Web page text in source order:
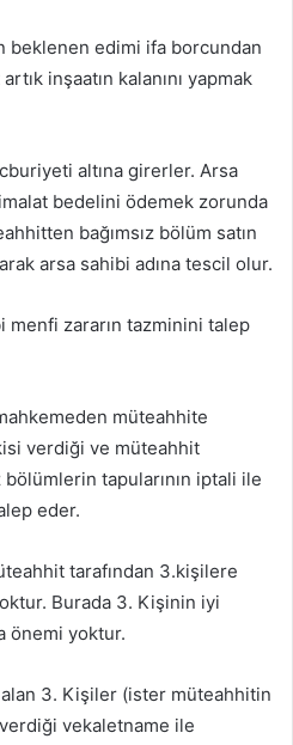
beklenen edimi ifa borcundan
inşaatın kalanını yapmak
altına girerler. Arsa
bedelini ödemek zorunda
bağımsız bölüm satın
arsa sahibi adına tescil olur.
menfi zararın tazminini talep
müteahhite
verdiği ve müteahhit
bölümlerin tapularının iptali ile
eder.
tarafından 3.kişilere
Burada 3. Kişinin iyi
önemi yoktur.
3. Kişiler (ister müteahhitin
vekaletname ile